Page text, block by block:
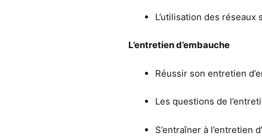
L’utilisation des réseaux
L’entretien d’embauche
Réussir son entretien
Les questions de
S’entraîner à l’entretien